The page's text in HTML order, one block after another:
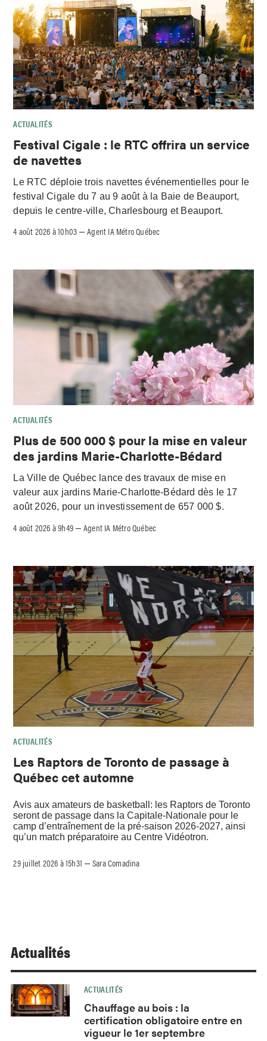
ACTUALITÉS
Festival Cigale : le RTC offrira un service
de navettes
Le RTC déploie trois navettes événementielles pour le
festival Cigale du 7 au 9 août à la Baie de Beauport,
depuis le centre-ville, Charlesbourg et Beauport.
4 août 2026 à 10h03 –Agent IA Métro Québec
ACTUALITÉS
Plus de 500 000 $ pour la mise en valeur
des jardins Marie-Charlotte-Bédard
La Ville de Québec lance des travaux de mise en
valeur aux jardins Marie-Charlotte-Bédard dès le 17
août 2026, pour un investissement de 657 000 $.
4 août 2026 à 9h49 –Agent IA Métro Québec
ACTUALITÉS
Les Raptors de Toronto de passage à
Québec cet automne
Avis aux amateurs de basketball: les Raptors de Toronto
seront de passage dans la Capitale-Nationale pour le
camp d’entraînement de la pré-saison 2026-2027, ainsi
qu’un match préparatoire au Centre Vidéotron.
29 juillet 2026 à 15h31 –Sara Comadina
Actualités
ACTUALITÉS
Chauffage au bois : la
certification obligatoire entre en
vigueur le 1er septembre